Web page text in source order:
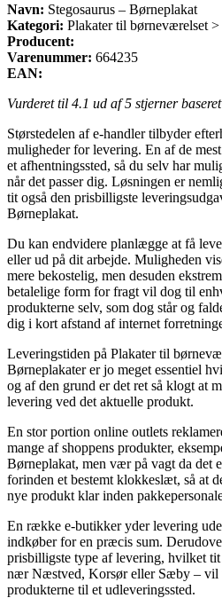
Navn: Stegosaurus – Børneplakat
Kategori: Plakater til børneværelset
Producent:
Varenummer: 664235
EAN:
Vurderet til 4.1 ud af 5 stjerner
Størstedelen af e-handler tilbyder
muligheder for levering. En af de
et afhentningssted, så du selv har
når det passer dig. Løsningen er
tit også den prisbilligste
Børneplakat.
Du kan endvidere planlægge at få
eller ud på dit arbejde. Muligheden
mere bekostelig, men desuden
betalelige form for fragt vil dog til
produkterne selv, som dog står og
dig i kort afstand af internet
Leveringstiden på Plakater til
Børneplakater er jo meget essentiel
og af den grund er det ret så klogt at
levering ved det aktuelle produkt.
En stor portion online outlets
mange af shoppens produkter,
Børneplakat, men vær på vagt da det
forinden et bestemt klokkeslæt, så at
nye produkt klar inden
En række e-butikker yder levering
indkøber for en præcis sum.
prisbilligste type af levering, hvilket
nær Næstved, Korsør eller Sæby – vil
produkterne til et udleveringssted.